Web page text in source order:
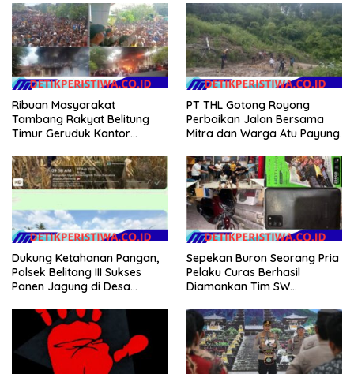
Budidaya Rumput Laut di
Nias Utara
Kapal Karam di Perairan
Mengkikip Kepulauan Meranti
Ribuan Masyarakat
Tambang Rakyat Belitung
Timur Geruduk Kantor
Membakarnya
PT THL Gotong Royong
Perbaikan Jalan Bersama
Mitra dan Warga Atu Payung.
Dukung Ketahanan Pangan,
Polsek Belitang III Sukses
Panen Jagung di Desa
Sepekan Buron Seorang Pria
Pelaku Curas Berhasil
Diamankan Tim SW